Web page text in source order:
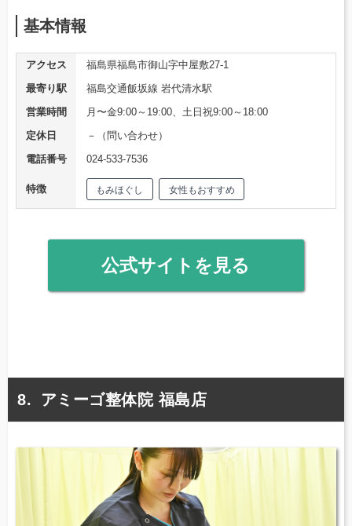
基本情報
アクセス
福島県福島市御山字中屋敷27-1
最寄り駅
福島交通飯坂線 岩代清水駅
営業時間
月〜金9:00～19:00、土日祝9:00～18:00
定休日
－（問い合わせ）
電話番号
024-533-7536
特徴 もみほぐし 女性もおすすめ
公式サイトを見る
アミーゴ整体院 福島店